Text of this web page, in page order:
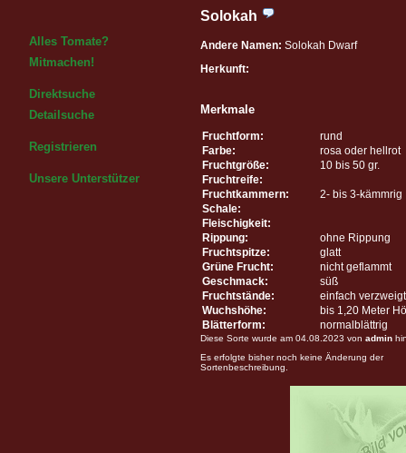
Alles Tomate?
Mitmachen!
Direktsuche
Detailsuche
Registrieren
Unsere Unterstützer
Solokah
Andere Namen: Solokah Dwarf
Herkunft:
Merkmale
Fruchtform:
rund
Farbe:
rosa oder hellrot
Fruchtgröße:
10 bis 50 gr.
Fruchtreife:
Fruchtkammern:
2- bis 3-kämmrig
Schale:
Fleischigkeit:
Rippung:
ohne Rippung
Fruchtspitze:
glatt
Grüne Frucht:
nicht geflammt
Geschmack:
süß
Fruchtstände:
einfach verzweigt
Wuchshöhe:
bis 1,20 Meter
Blätterform:
normalblättrig
Diese Sorte wurde am 04.08.2023 von admin
Es erfolgte bisher noch keine Änderung der
Sortenbeschreibung.